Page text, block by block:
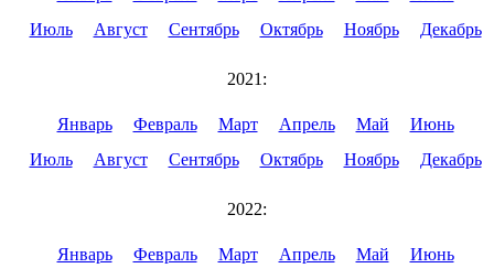
Июль
Август Сентябрь Октябрь Ноябрь Декабрь
2021:
Январь Февраль Март Апрель Май
Июнь
Июль
Август Сентябрь Октябрь Ноябрь Декабрь
2022:
Январь Февраль Март Апрель Май
Июнь